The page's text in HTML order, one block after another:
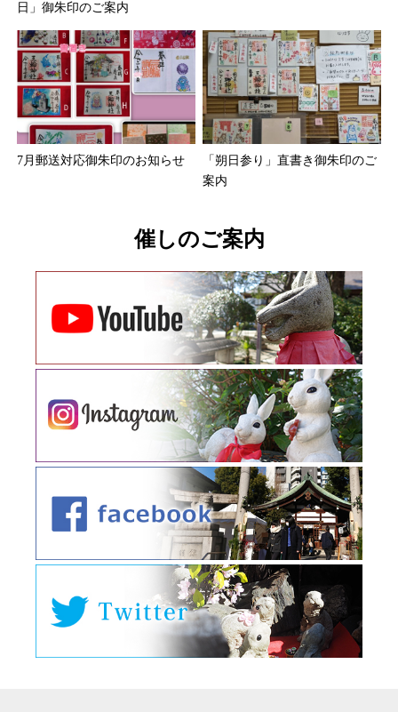
日」御朱印のご案内
7月郵送対応御朱印のお知らせ
「朔日参り」直書き御朱印のご
案内
催しのご案内